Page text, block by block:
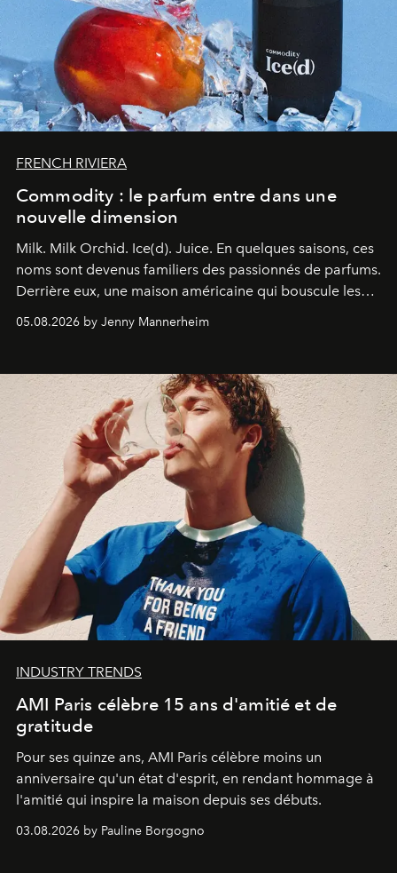
FRENCH RIVIERA
Commodity : le parfum entre dans une
nouvelle dimension
Milk. Milk Orchid. Ice(d). Juice. En quelques saisons, ces
noms sont devenus familiers des passionnés de parfums.
Derrière eux, une maison américaine qui bouscule les
codes de la parfumerie contemporaine en proposant
une approche aussi intuitive que personnelle :
05.08.2026 by Jenny Mannerheim
INDUSTRY TRENDS
AMI Paris célèbre 15 ans d'amitié et de
gratitude
Pour ses quinze ans, AMI Paris célèbre moins un
anniversaire qu'un état d'esprit, en rendant hommage à
l'amitié qui inspire la maison depuis ses débuts.
03.08.2026 by Pauline Borgogno